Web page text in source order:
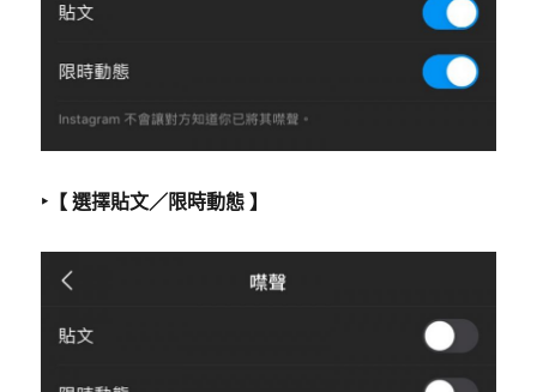
‣【 選擇貼文／限時動態 】